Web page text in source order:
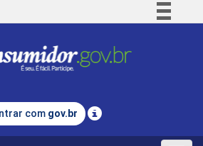
Comunica BR
Legislação
com gov.br